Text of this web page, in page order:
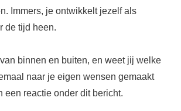
Immers, je ontwikkelt jezelf als
de tijd heen.
binnen en buiten, en weet jij welke
naar je eigen wensen gemaakt
een reactie onder dit bericht.